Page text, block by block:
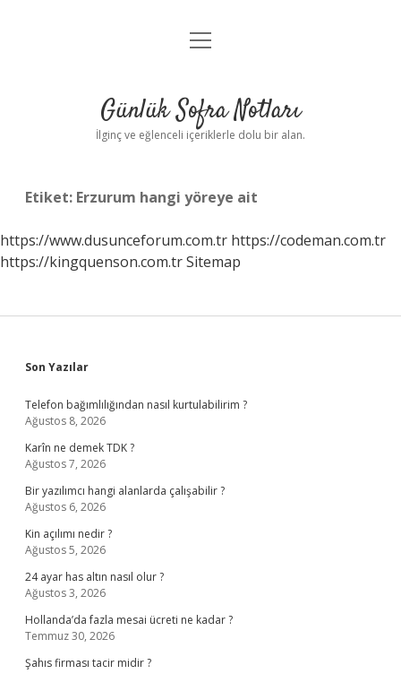
Anasayfa
Yasal Uyarı
menüyü
Günlük Sofra Notları
İlginç ve eğlenceli içeriklerle dolu bir alan.
Etiket: Erzurum hangi yöreye ait
https://www.dusunceforum.com.tr https://codeman.com.tr
https://kingquenson.com.trSitemap
Sidebar
Son Yazılar
Telefon bağımlılığından nasıl kurtulabilirim ?
Ağustos 8, 2026
Karîn ne demek TDK ?
Ağustos 7, 2026
Bir yazılımcı hangi alanlarda çalışabilir ?
Ağustos 6, 2026
Kin açılımı nedir ?
Ağustos 5, 2026
24 ayar has altın nasıl olur ?
Ağustos 3, 2026
Hollanda’da fazla mesai ücreti ne kadar ?
Temmuz 30, 2026
Şahıs firması tacir midir ?